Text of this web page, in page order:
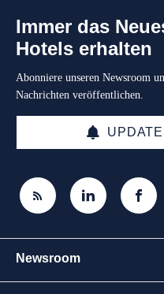
Immer das
Hotels erhalten
Abonniere unseren Newsroom
Nachrichten veröffentlichen.
Newsroom